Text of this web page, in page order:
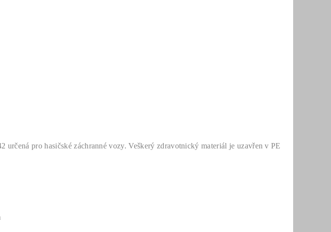
určená pro hasičské záchranné vozy. Veškerý zdravotnický materiál je uzavřen v PE